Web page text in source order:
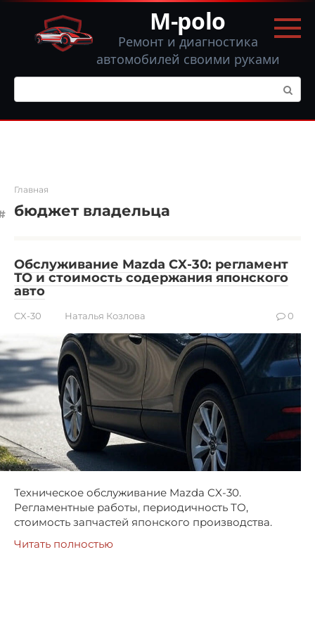
Перейти
контенту
M-polo
Ремонт и диагностика
автомобилей своими руками
Поиск:
Главная
бюджет владельца
Обслуживание Mazda CX-30: регламент
ТО и стоимость содержания японского
авто
CX-30 Наталья Козлова 0
Техническое обслуживание Mazda CX-30.
Регламентные работы, периодичность ТО,
стоимость запчастей японского производства.
Читать полностью